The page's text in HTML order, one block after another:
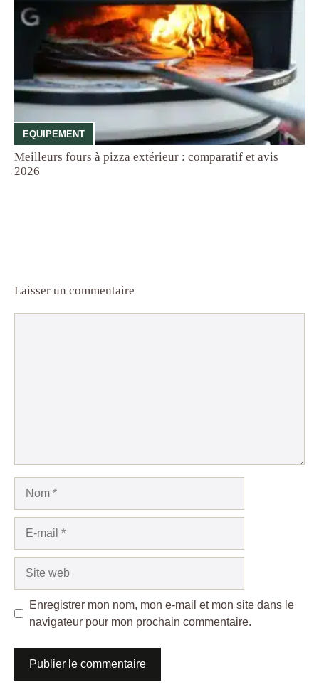
EQUIPEMENT
Meilleurs fours à pizza extérieur : comparatif et avis
2026
Laisser un commentaire
Enregistrer mon nom, mon e-mail et mon site dans le
navigateur pour mon prochain commentaire.